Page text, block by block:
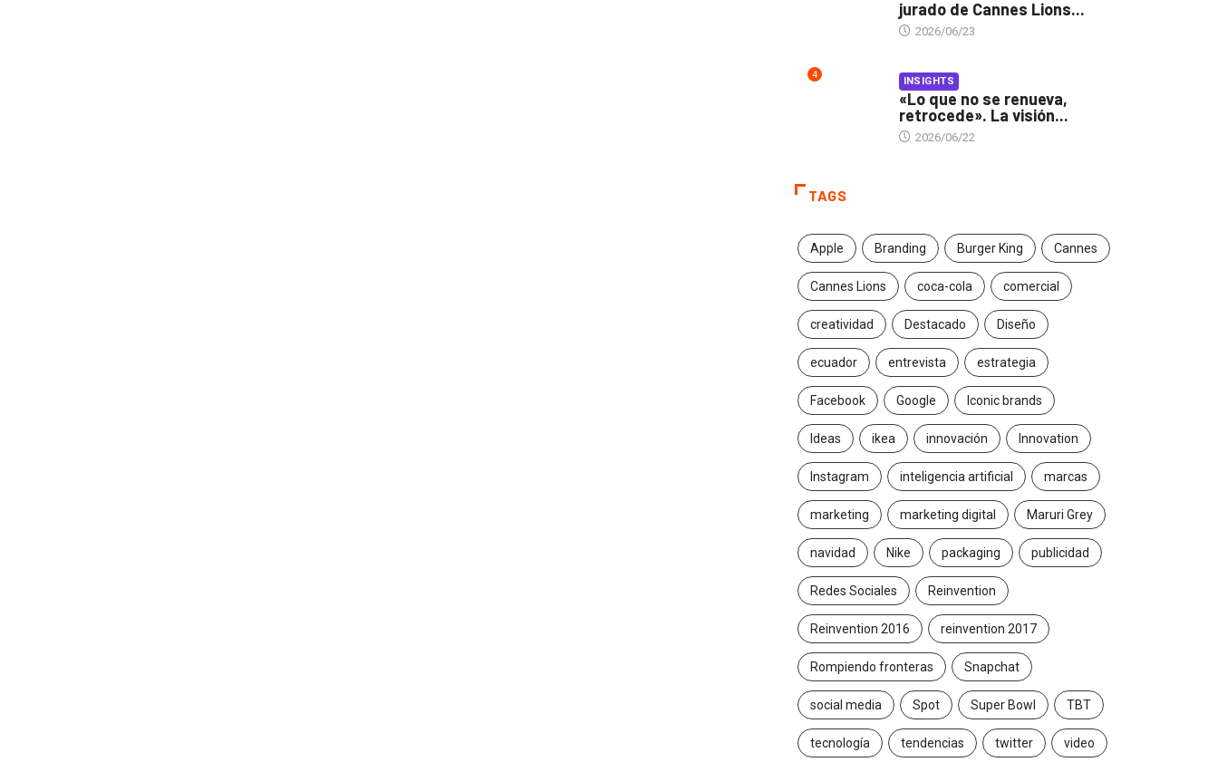
jurado de Cannes Lions...
2026/06/23
4 INSIGHTS
«Lo que no se renueva,
retrocede». La visión...
2026/06/22
TAGS
Apple Branding Burger King Cannes
Cannes Lions coca-cola comercial
creatividad Destacado Diseño
ecuador entrevista estrategia
Facebook Google Iconic brands
Ideas ikea innovación Innovation
Instagram inteligencia artificial marcas
marketing marketing digital Maruri Grey
navidad Nike packaging publicidad
Redes Sociales Reinvention
Reinvention 2016 reinvention 2017
Rompiendo fronteras Snapchat
social media Spot Super Bowl TBT
tecnología tendencias twitter video